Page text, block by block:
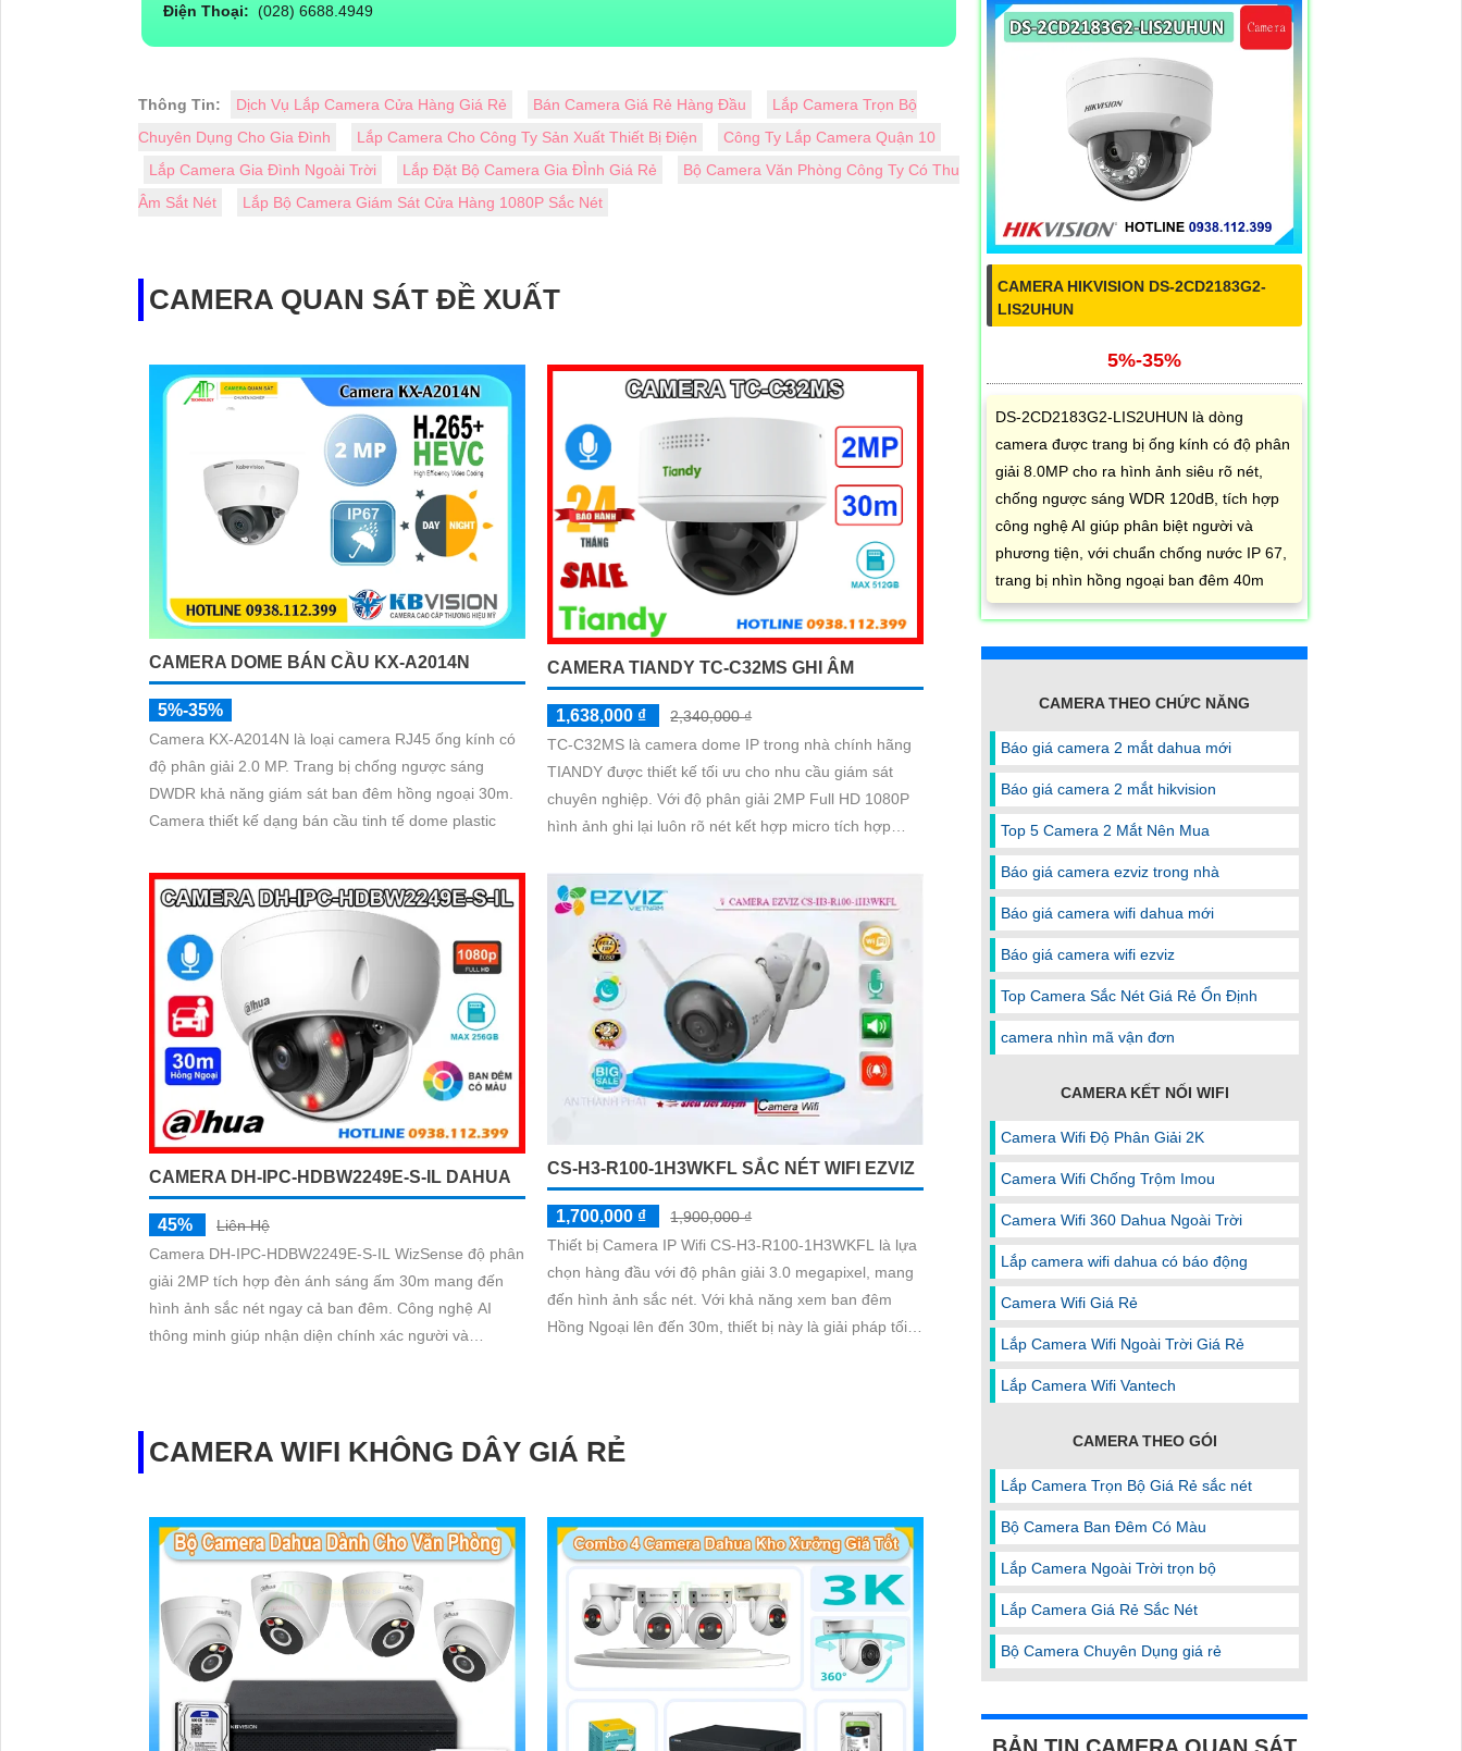
Điện Thoại: (028) 6688.4949
Thông Tin: Dịch Vụ Lắp Camera Cửa Hàng Giá Rẻ Bán Camera Giá Rẻ Hàng Đầu
Lắp Camera Trọn Bộ
Chuyên Dụng Cho Gia Đình
Lắp Camera Cho Công Ty Sản Xuất Thiết Bị Điện
Công Ty Lắp Camera Quận 10
Lắp Camera Gia Đình Ngoài Trời
Lắp Đặt Bộ Camera Gia ĐÌnh Giá Rẻ
Bộ Camera Văn Phòng Công Ty Có Thu
Âm Sắt Nét
Lắp Bộ Camera Giám Sát Cửa Hàng 1080P Sắc Nét
CAMERA QUAN SÁT ĐỀ XUẤT
CAMERA DOME BÁN CẦU KX-A2014N
5%-35%
Camera KX-A2014N là loại camera RJ45 ống kính có
độ phân giải 2.0 MP. Trang bị chống ngược sáng
DWDR khả năng giám sát ban đêm hồng ngoại 30m.
Camera thiết kế dạng bán cầu tinh tế dome plastic
CAMERA TIANDY TC-C32MS GHI ÂM
1,638,000 ₫
2,340,000 ₫
TC-C32MS là camera dome IP trong nhà chính hãng
TIANDY được thiết kế tối ưu cho nhu cầu giám sát
chuyên nghiệp. Với độ phân giải 2MP Full HD 1080P
hình ảnh ghi lại luôn rõ nét kết hợp micro tích hợp
CAMERA DH-IPC-HDBW2249E-S-IL DAHUA
45%
Liên Hệ
Camera DH-IPC-HDBW2249E-S-IL WizSense độ phân
giải 2MP tích hợp đèn ánh sáng ấm 30m mang đến
hình ảnh sắc nét ngay cả ban đêm. Công nghệ AI
thông minh giúp nhận diện chính xác người và
CS-H3-R100-1H3WKFL SẮC NÉT WIFI EZVIZ
1,700,000 ₫
1,900,000 ₫
Thiết bị Camera IP Wifi CS-H3-R100-1H3WKFL là lựa
chọn hàng đầu với độ phân giải 3.0 megapixel, mang
đến hình ảnh sắc nét. Với khả năng xem ban đêm
Hồng Ngoại lên đến 30m, thiết bị này là giải pháp tối
CAMERA WIFI KHÔNG DÂY GIÁ RẺ
CAMERA HIKVISION DS-2CD2183G2-
LIS2UHUN
5%-35%
DS-2CD2183G2-LIS2UHUN là dòng
camera được trang bị ống kính có độ phân
giải 8.0MP cho ra hình ảnh siêu rõ nét,
chống ngược sáng WDR 120dB, tích hợp
công nghệ AI giúp phân biệt người và
phương tiện, với chuẩn chống nước IP 67,
trang bị nhìn hồng ngoại ban đêm 40m
CAMERA THEO CHỨC NĂNG
Báo giá camera 2 mắt dahua mới
Báo giá camera 2 mắt hikvision
Top 5 Camera 2 Mắt Nên Mua
Báo giá camera ezviz trong nhà
Báo giá camera wifi dahua mới
Báo giá camera wifi ezviz
Top Camera Sắc Nét Giá Rẻ Ổn Định
camera nhìn mã vận đơn
CAMERA KẾT NỐI WIFI
Camera Wifi Độ Phân Giải 2K
Camera Wifi Chống Trộm Imou
Camera Wifi 360 Dahua Ngoài Trời
Lắp camera wifi dahua có báo động
Camera Wifi Giá Rẻ
Lắp Camera Wifi Ngoài Trời Giá Rẻ
Lắp Camera Wifi Vantech
CAMERA THEO GÓI
Lắp Camera Trọn Bộ Giá Rẻ sắc nét
Bộ Camera Ban Đêm Có Màu
Lắp Camera Ngoài Trời trọn bộ
Lắp Camera Giá Rẻ Sắc Nét
Bộ Camera Chuyên Dụng giá rẻ